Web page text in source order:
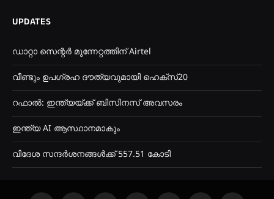
UPDATES
ഡാറ്റാ സെന്റർ മുന്നേറ്റത്തിന് Airtel
വീണ്ടും ഉപഗ്രഹ ദൗത്യവുമായി ഹെക്സ്20
റഫാൽ: ഇന്ത്യയ്ക്ക് ബിസിനസ് അവസരം
ഇന്ത്യ AI ആസ്ഥാനമാകും
വിദേശ സന്ദർശനങ്ങൾക്ക് 557.51 കോടി